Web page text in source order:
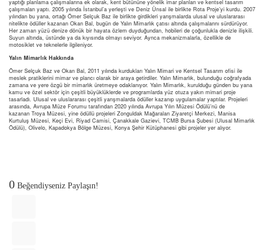
yaptığı planlama çalışmalarına ek olarak, kent bütününe yönelik imar planları ve kentsel tasarım
çalışmaları yaptı. 2005 yılında İstanbul’a yerleşti ve Deniz Ünsal ile birlikte Rota Proje’yi kurdu. 2007
yılından bu yana, ortağı Ömer Selçuk Baz ile birlikte girdikleri yarışmalarda ulusal ve uluslararası
nitelikte ödüller kazanan Okan Bal, bugün de Yalın Mimarlık çatısı altında çalışmalarını sürdürüyor.
Her zaman yüzü denize dönük bir hayata özlem duyduğundan, hobileri de çoğunlukla denizle ilişkili.
Suyun altında, üstünde ya da kıyısında olmayı seviyor. Ayrıca mekanizmalarla, özellikle de
motosiklet ve teknelerle ilgileniyor.
Yalın Mimarlık Hakkında
Ömer Selçuk Baz ve Okan Bal, 2011 yılında kurdukları Yalın Mimari ve Kentsel Tasarım ofisi ile
meslek pratiklerini mimar ve plancı olarak bir araya getirdiler. Yalın Mimarlık, bulunduğu coğrafyada
zamana ve yere özgü bir mimarlık üretmeye odaklanıyor. Yalın Mimarlık, kurulduğu günden bu yana
kamu ve özel sektör için çeşitli büyüklüklerde ve programlarda yüz otuza yakın mimari proje
tasarladı. Ulusal ve uluslararası çeşitli yarışmalarda ödüller kazanıp uygulamalar yaptılar. Projeleri
arasında, Avrupa Müze Forumu tarafından 2020 yılında Avrupa Yılın Müzesi Ödülü’nü de
kazanan Troya Müzesi, yine ödüllü projeleri Zonguldak Mağaraları Ziyaretçi Merkezi, Manisa
Kurtuluş Müzesi, Keçi Evi, Riyad Camisi, Çanakkale Gazievi, TCMB Bursa Şubesi (Ulusal Mimarlık
Ödülü), Olivelo, Kapadokya Bölge Müzesi, Konya Şehir Kütüphanesi gibi projeler yer alıyor.
0 Beğendiyseniz Paylaşın!